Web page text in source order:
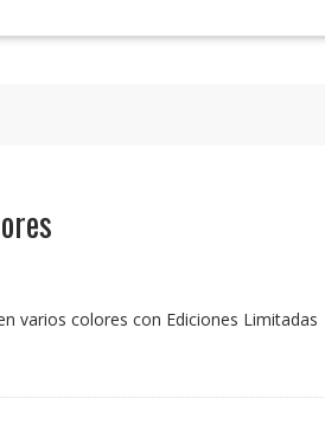
varios colores con Ediciones Limitadas